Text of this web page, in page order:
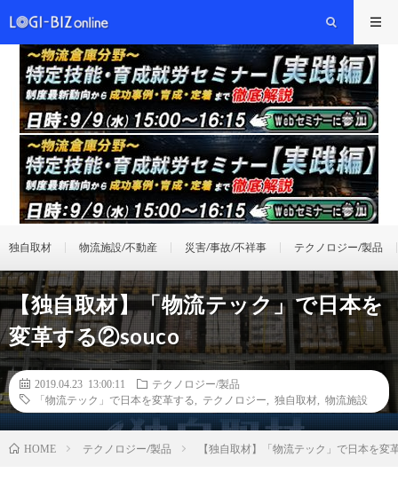
独自取材 物流施設/不動産 災害/事故/不祥事 テクノロジー/製品
【独自取材】「物流テック」で日本を
変革する②souco
2019.04.23 13:00:11
テクノロジー/製品
「物流テック」で日本を変革する
テクノロジー 独自取材 物流施設
HOME テクノロジー/製品 【独自取材】「物流テック」で日本を